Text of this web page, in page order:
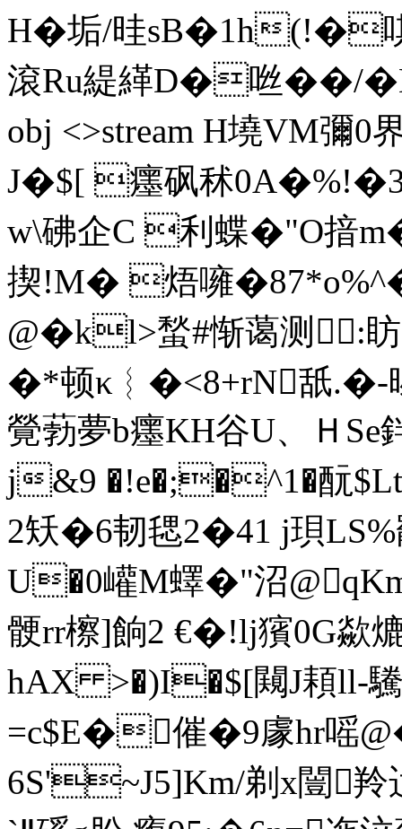
H�垢/晆sB�1h(!�唭
滾Ru緹緙D�咝��/
obj <>stream H墝VM彌
J�$[ 癦砜秫
w\砩企C 利蝶�"O揞
揳!M� 焐噰
@�kl>蝵#惭蔼测:
�*顿κ︴�<8+rN舐.�-
覮葧夢b癦KH谷U、ＨS
j&9 �!e�;�^1�酛
2矨�6韧毸2�41 j珼LS%
U�0巏M蠌�"沼
骾rr檫]餉2 €�!lj獱0G歘
hAX >�)I�$[闚J頛ll-
=c$E�催�9豦hr嗂
6S'~J5]Km/剃x闓